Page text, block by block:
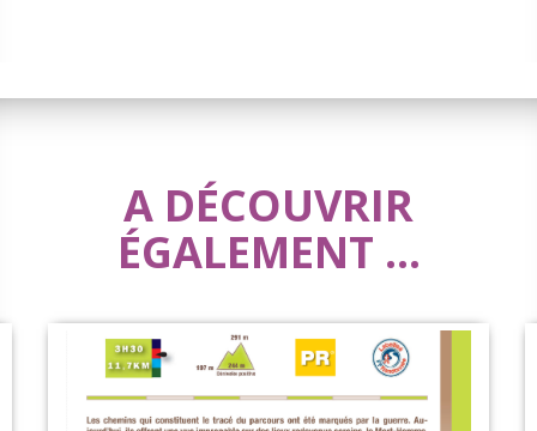
A DÉCOUVRIR
ÉGALEMENT ...